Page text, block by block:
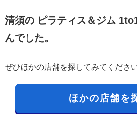
清須の ピラティス＆ジム
んでした。
ぜひほかの店舗を探してみてください
ほかの店舗を